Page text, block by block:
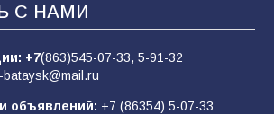
о мобилизации — это
разведка
С НАМИ
+7(863)545-07-33, 5-91-32
объявлений: +7 (86354) 5-07-33